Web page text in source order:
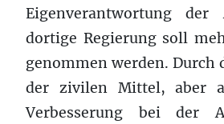
Eigenverantwortung der
dortige Regierung soll
genommen werden. Durch
der zivilen Mittel, aber
Verbesserung bei der